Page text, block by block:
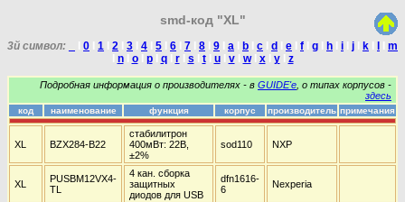
smd-код "XL"
3й символ: 0 1 2 3 4 5 6 7 8 9 a b c d e f g h i j k
m
nI oI pI qI rI s tI uI vI wI xI yI z
Подробная информация о производителях - в GUIDE'е , о типах корпусов -
здесь
код наименование функция корпус производитель примечания
XL BZX284-B22
стабилитрон
400мВт: 22В,
±2%
sod110 NXP
XL
PUSBM12VX4-
TL
4 кан. сборка
защитных
диодов для USB
dfn1616-
6
Nexperia